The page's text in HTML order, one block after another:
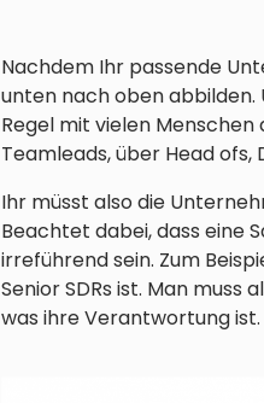
Nachdem Ihr passende
unten nach oben abbilden.
Regel mit vielen
Teamleads, über Head
Ihr müsst also die
Beachtet dabei, dass eine
irreführend sein. Zum
Senior SDRs ist. Man muss
was ihre Verantwortung ist.